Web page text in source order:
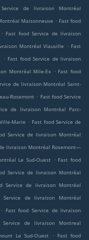
de livraison Montréal
Maisonneuve . Fast food
. Fast food Service de livraison
Montréal Viauville . Fast
. Fast food Service de livraison
Montréal Mile-Ex . Fast food
de livraison Montréal Saint-
Rosemont . Fast food Service
de livraison Montréal Parc-
Marie . Fast food Service de
Service de livraison Montréal
livraison Montréal Rosemont—
Le Sud-Ouest . Fast food
Service de livraison Montréal
Service de livraison Montréal
Service de livraison Montréal
. Fast food Service de livraison
Service de livraison Montreal
Le Sud-Ouest . Fast food